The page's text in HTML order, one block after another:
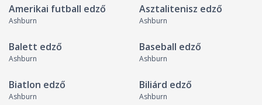
Amerikai futball edző
Ashburn
Asztalitenisz edző
Ashburn
Balett edző
Ashburn
Baseball edző
Ashburn
Biatlon edző
Ashburn
Biliárd edző
Ashburn